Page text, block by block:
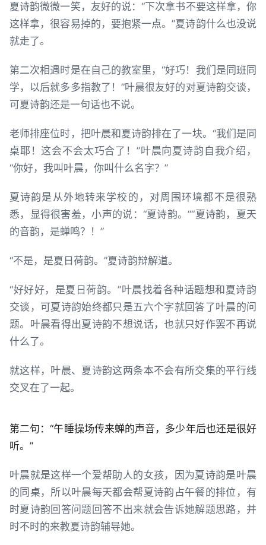
夏诗韵微微一笑，友好的说：“下次拿书不要这样拿，你
这样拿，很容易掉的，要抱紧一点。”夏诗韵什么也没说
就走了。
第二次相遇时是在自己的教室里，“好巧！我们是同班同
学，以后就多多指教了！”叶晨很友好的对夏诗韵交谈，
可夏诗韵还是一句话也不说。
老师排座位时，把叶晨和夏诗韵排在了一块。“我们是同
桌耶！这会不会太巧合了！”叶晨向夏诗韵自我介绍，
“你好，我叫叶晨，你叫什么名字？”
夏诗韵是从外地转来学校的，对周围环境都不是很熟
悉，显得很害羞，小声的说：“夏诗韵。”“夏诗韵，夏天
的音韵，是蝉鸣？！”
“不是，是夏日荷韵。”夏诗韵辩解道。
“好好好，是夏日荷韵。”叶晨找着各种话题想和夏诗韵
交谈，可夏诗韵始终都只是五六个字就回答了叶晨的问
题。叶晨看得出夏诗韵不想说话，也就只好作罢不再说
什么了。
就这样，叶晨、夏诗韵这两条本不会有所交集的平行线
交叉在了一起。
第二句：“午睡操场传来蝉的声音，多少年后也还是很好
听。”
叶晨就是这样一个爱帮助人的女孩，因为夏诗韵是叶晨
的同桌，所以叶晨每天都会帮夏诗韵占午餐的排位，有
时夏诗韵回答问题回答不出来就会告诉她解题思路，并
时不时的来教夏诗韵辅导她。